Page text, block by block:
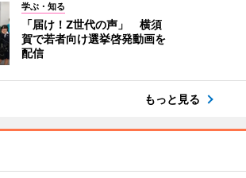
学ぶ・知る
「届け！Z世代の声」 横須
賀で若者向け選挙啓発動画を
配信
もっと見る